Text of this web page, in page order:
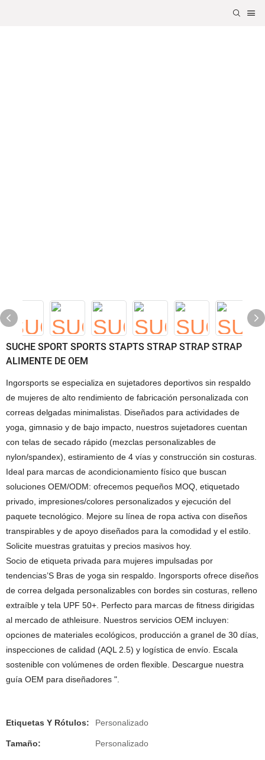
SUCHE SPORT SPORTS STAPTS STRAP STRAP STRAP
ALIMENTE DE OEM
Ingorsports se especializa en sujetadores deportivos sin respaldo
de mujeres de alto rendimiento de fabricación personalizada con
correas delgadas minimalistas. Diseñados para actividades de
yoga, gimnasio y de bajo impacto, nuestros sujetadores cuentan
con telas de secado rápido (mezclas personalizables de
nylon/spandex), estiramiento de 4 vías y construcción sin costuras.
Ideal para marcas de acondicionamiento físico que buscan
soluciones OEM/ODM: ofrecemos pequeños MOQ, etiquetado
privado, impresiones/colores personalizados y ejecución del
paquete tecnológico. Mejore su línea de ropa activa con diseños
transpirables y de apoyo diseñados para la comodidad y el estilo.
Solicite muestras gratuitas y precios masivos hoy.
Socio de etiqueta privada para mujeres impulsadas por
tendencias’S Bras de yoga sin respaldo. Ingorsports ofrece diseños
de correa delgada personalizables con bordes sin costuras, relleno
extraíble y tela UPF 50+. Perfecto para marcas de fitness dirigidas
al mercado de athleisure. Nuestros servicios OEM incluyen:
opciones de materiales ecológicos, producción a granel de 30 días,
inspecciones de calidad (AQL 2.5) y logística de envío. Escala
sostenible con volúmenes de orden flexible. Descargue nuestra
guía OEM para diseñadores ".
Etiquetas Y Rótulos: Personalizado
Tamaño: Personalizado